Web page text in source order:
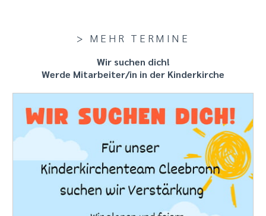
> MEHR TERMINE
Wir suchen dich!
Werde Mitarbeiter/in in der Kinderkirche